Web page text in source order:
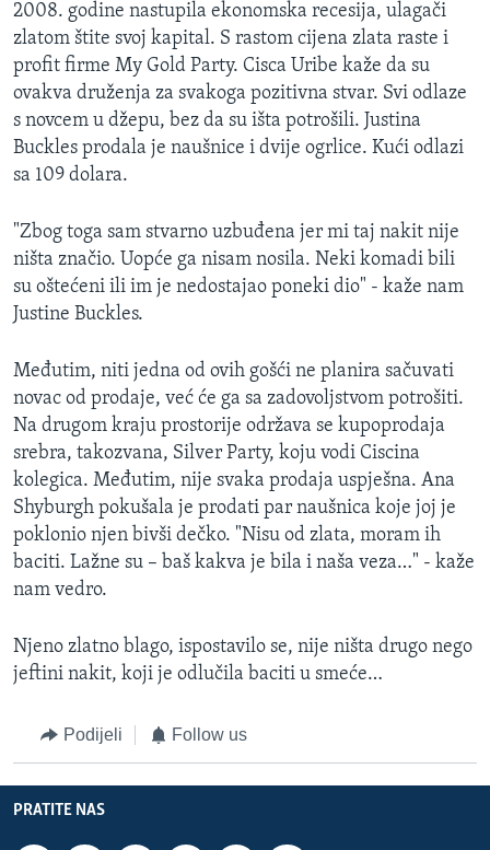
2008. godine nastupila ekonomska recesija, ulagači
zlatom štite svoj kapital. S rastom cijena zlata raste i
profit firme My Gold Party. Cisca Uribe kaže da su
ovakva druženja za svakoga pozitivna stvar. Svi odlaze
s novcem u džepu, bez da su išta potrošili. Justina
Buckles prodala je naušnice i dvije ogrlice. Kući odlazi
sa 109 dolara.
"Zbog toga sam stvarno uzbuđena jer mi taj nakit nije
ništa značio. Uopće ga nisam nosila. Neki komadi bili
su oštećeni ili im je nedostajao poneki dio" - kaže nam
Justine Buckles.
Međutim, niti jedna od ovih gošći ne planira sačuvati
novac od prodaje, već će ga sa zadovoljstvom potrošiti.
Na drugom kraju prostorije održava se kupoprodaja
srebra, takozvana, Silver Party, koju vodi Ciscina
kolegica. Međutim, nije svaka prodaja uspješna. Ana
Shyburgh pokušala je prodati par naušnica koje joj je
poklonio njen bivši dečko. "Nisu od zlata, moram ih
baciti. Lažne su – baš kakva je bila i naša veza…" - kaže
nam vedro.
Njeno zlatno blago, ispostavilo se, nije ništa drugo nego
jeftini nakit, koji je odlučila baciti u smeće…
Podijeli Follow us
PRATITE NAS